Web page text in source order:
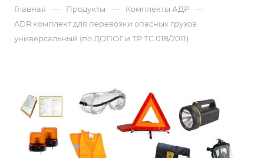
Главная — Продукты — Комплекты АДР —
ADR комплект для перевозки опасных грузов
универсальный (по ДОПОГ и ТР ТС 018/2011)